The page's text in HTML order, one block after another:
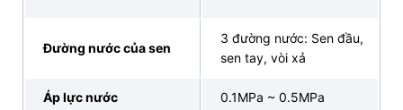
hành minh bạch - Hàng luôn có sẵn tại kho -
Giá thành hợp lý không qua trung gian -
Giao hàng nhanh chóng - Hỗ trợ khách hàng
24/7
Đường nước của sen
3 đường nước: Sen đầu,
sen tay, vòi xả
Áp lực nước 0.1MPa ~ 0.5MPa